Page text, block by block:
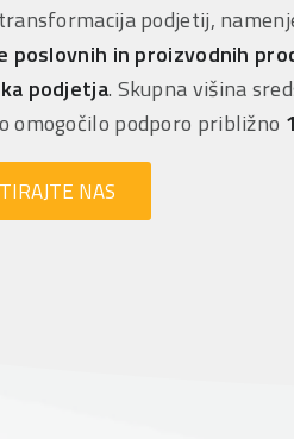
podjetij,
poslovnih in proizvodnih
podjetja. Skupna višina
omogočilo podporo približno
NAS